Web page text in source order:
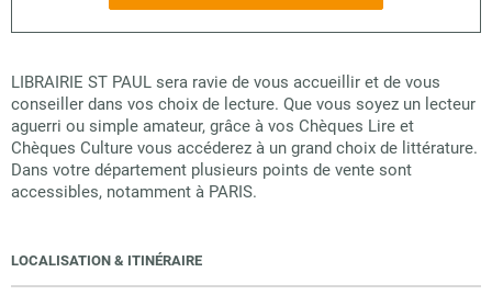
LIBRAIRIE ST PAUL sera ravie de vous accueillir et de vous
conseiller dans vos choix de lecture. Que vous soyez un lecteur
aguerri ou simple amateur, grâce à vos Chèques Lire et
Chèques Culture vous accéderez à un grand choix de littérature.
Dans votre département plusieurs points de vente sont
accessibles, notamment à PARIS.
LOCALISATION & ITINÉRAIRE